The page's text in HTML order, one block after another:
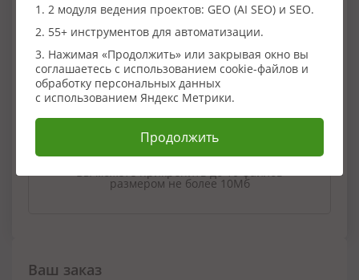
0/5000
Добавить
Прикрепите файлы (необязательно)
размером не более 10Мб
Ваш заказ
1. 2 модуля ведения проектов: GEO (AI SEO) и SEO.
2. 55+ инструментов для автоматизации.
3. Нажимая «Продолжить» или закрывая окно вы
соглашаетесь с использованием cookie-файлов и
обработку персональных данных
с использованием Яндекс Метрики.
Продолжить